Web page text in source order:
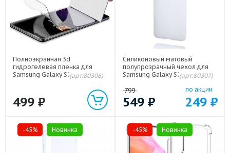
Полноэкранная 3d
гидрогелевая пленка для
Samsung Galaxy S21 FE(арт:80306)
499 ₽
Силиконовый матовый
полупрозрачный чехол для
Samsung Galaxy S21 FE Белый
(арт:80307)
799
549 ₽
по акции
249 ₽
-45% Новинка -45% Новинка